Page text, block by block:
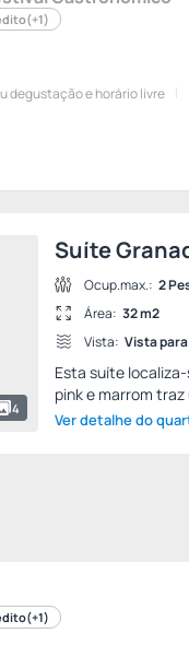
(+1)
degustação e horário livre
4
Suíte
Ocup.max.: 2
Área: 32 m2
Vista: Vista
Esta suíte
pink e marrom
Ver detalhe do
(+1)